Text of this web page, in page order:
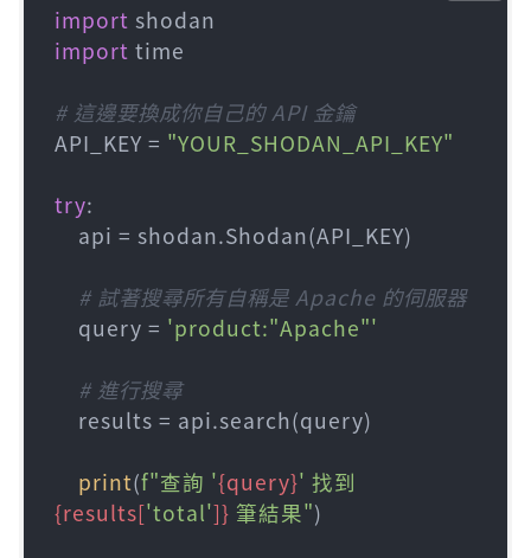
import
import time
# 這邊要換成你自己的 API 金鑰
API_KEY = "YOUR_SHODAN_API_KEY"
try:
# 試著搜尋所有自稱是 Apache 的伺服器
    query =
'product:"Apache"'
# 進行搜尋
print(f"查詢 '{query}
{results['total']} 筆結果")